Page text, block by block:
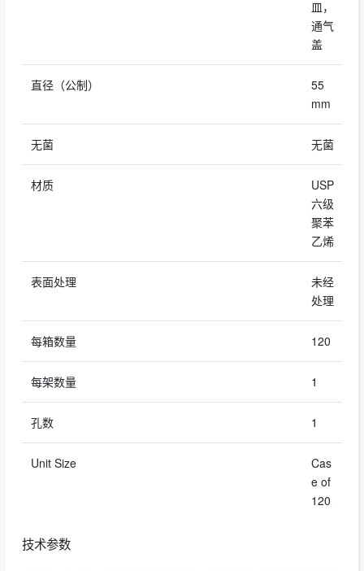
皿，
通气
盖
直径（公制）
55
mm
无菌 无菌
材质
USP
六级
聚苯
乙烯
表面处理
未经
处理
每箱数量 120
每架数量 1
孔数 1
Unit Size
Cas
e of
120
技术参数